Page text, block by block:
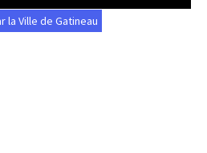
la Ville de Gatineau